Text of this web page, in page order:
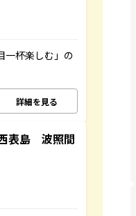
一杯楽しむ」の
詳細を見る
表島 波照間